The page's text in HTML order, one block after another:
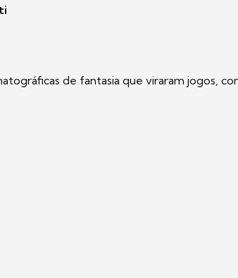
de fantasia que viraram jogos,